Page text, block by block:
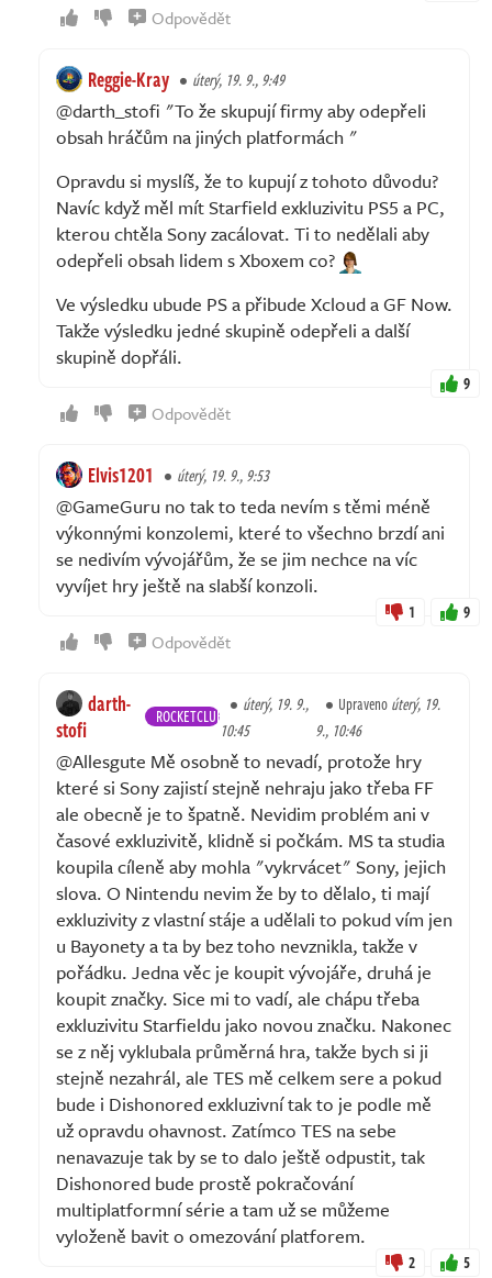
Odpovědět
Reggie-Kray úterý, 19. 9., 9:49
@darth_stofi "To že skupují firmy aby odepřeli
obsah hráčům na jiných platformách "
Opravdu si myslíš, že to kupují z tohoto důvodu?
Navíc když měl mít Starfield exkluzivitu PS5 a PC,
kterou chtěla Sony zacálovat. Ti to nedělali aby
odepřeli obsah lidem s Xboxem co?
Ve výsledku ubude PS a přibude Xcloud a GF Now.
Takže výsledku jedné skupině odepřeli a další
skupině dopřáli.
9
Odpovědět
Elvis1201 úterý, 19. 9., 9:53
@GameGuru no tak to teda nevím s těmi méně
výkonnými konzolemi, které to všechno brzdí ani
se nedivím vývojářům, že se jim nechce na víc
vyvíjet hry ještě na slabší konzoli.
1 9
Odpovědět
darth-
stofi
ROCKETCLUB
úterý, 19. 9.,
10:45
Upravenoúterý, 19.
9., 10:46
@Allesgute Mě osobně to nevadí, protože hry
které si Sony zajistí stejně nehraju jako třeba FF
ale obecně je to špatně. Nevidim problém ani v
časové exkluzivitě, klidně si počkám. MS ta studia
koupila cíleně aby mohla "vykrvácet" Sony, jejich
slova. O Nintendu nevim že by to dělalo, ti mají
exkluzivity z vlastní stáje a udělali to pokud vím jen
u Bayonety a ta by bez toho nevznikla, takže v
pořádku. Jedna věc je koupit vývojáře, druhá je
koupit značky. Sice mi to vadí, ale chápu třeba
exkluzivitu Starfieldu jako novou značku. Nakonec
se z něj vyklubala průměrná hra, takže bych si ji
stejně nezahrál, ale TES mě celkem sere a pokud
bude i Dishonored exkluzivní tak to je podle mě
už opravdu ohavnost. Zatímco TES na sebe
nenavazuje tak by se to dalo ještě odpustit, tak
Dishonored bude prostě pokračování
multiplatformní série a tam už se můžeme
vyloženě bavit o omezování platforem.
2 5